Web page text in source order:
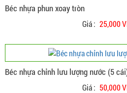
Béc nhựa phun xoay tròn
Giá : 25,000
Béc nhựa chỉnh lưu lượng nước (5
Giá : 50,000